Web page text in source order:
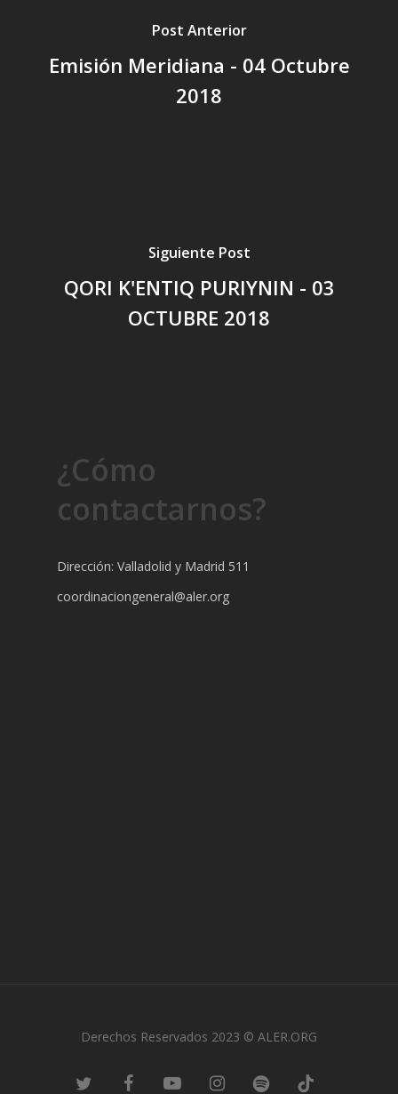
Post Anterior
Emisión Meridiana - 04 Octubre
2018
Siguiente Post
QORI K'ENTIQ PURIYNIN - 03
OCTUBRE 2018
¿Cómo
contactarnos?
Dirección: Valladolid y Madrid 511
coordinaciongeneral@aler.org
Derechos Reservados 2023 © ALER.ORG